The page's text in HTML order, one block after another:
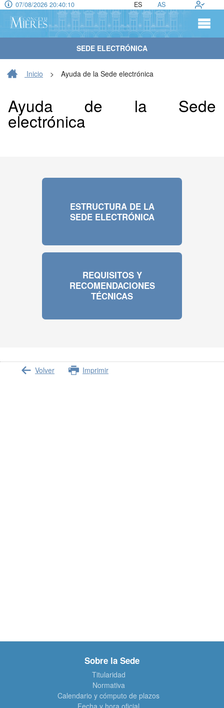
07/08/2026 20:40:11 ES AS
SEDE ELECTRÓNICA
Inicio > Ayuda de la Sede electrónica
Ayuda de la Sede
electrónica
ESTRUCTURA DE LA
SEDE ELECTRÓNICA
REQUISITOS Y
RECOMENDACIONES
TÉCNICAS
Volver Imprimir
Sobre la Sede
Titularidad
Normativa
Calendario y cómputo de plazos
Fecha y hora oficial